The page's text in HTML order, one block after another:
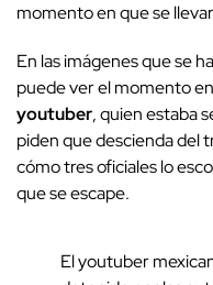
momento en que se
En las imágenes que se
puede ver el momento
youtuber, quien estaba
piden que descienda del
cómo tres oficiales lo
que se escape.
El youtuber